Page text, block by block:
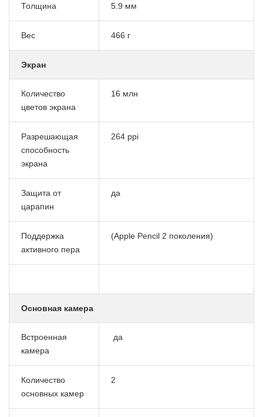
Толщина 5.9 мм
Вес 466 г
Экран
Количество
цветов экрана
16 млн
Разрешающая
способность
экрана
264 ppi
Защита от
царапин
да
Поддержка
активного пера
(Apple Pencil 2 поколения)
Основная камера
Встроенная
камера
да
Количество
основных камер
2